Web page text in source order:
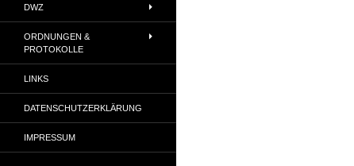
DWZ
ORDNUNGEN &
PROTOKOLLE
LINKS
DATENSCHUTZERKLÄRUNG
IMPRESSUM